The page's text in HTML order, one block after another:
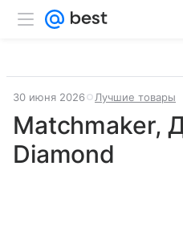
30 июня 2026 Лучшие товары
Matchmaker,
Diamond